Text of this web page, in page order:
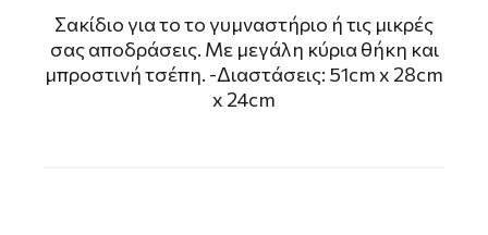
Σακίδιο για το το γυμναστήριο ή τις μικρές
σας αποδράσεις. Με μεγάλη κύρια θήκη και
μπροστινή τσέπη. -Διαστάσεις: 51cm x 28cm
x 24cm